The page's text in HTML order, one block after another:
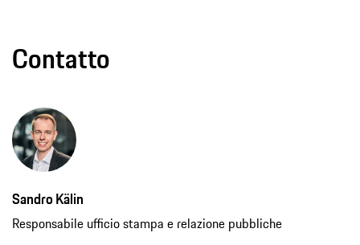
Contatto
Sandro Kälin
Responsabile ufficio stampa e relazione pubbliche